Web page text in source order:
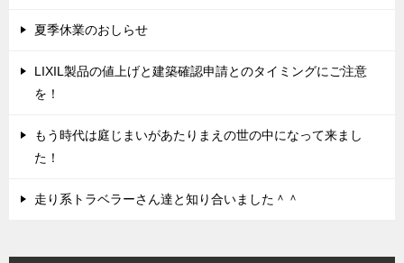
夏季休業のおしらせ
LIXIL製品の値上げと建築確認申請とのタイミングにご注意
を！
もう時代は庭じまいがあたりまえの世の中になって来まし
た！
走り系トラベラーさん達と知り合いました＾＾